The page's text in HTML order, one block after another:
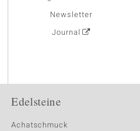
Newsletter
Journal
Edelsteine
Achatschmuck